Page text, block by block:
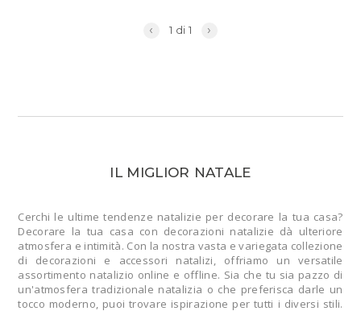
‹ 1 di 1 ›
IL MIGLIOR NATALE
Cerchi le ultime tendenze natalizie per decorare la tua casa?
Decorare la tua casa con decorazioni natalizie dà ulteriore
atmosfera e intimità. Con la nostra vasta e variegata collezione
di decorazioni e accessori natalizi, offriamo un versatile
assortimento natalizio online e offline. Sia che tu sia pazzo di
un'atmosfera tradizionale natalizia o che preferisca darle un
tocco moderno, puoi trovare ispirazione per tutti i diversi stili.